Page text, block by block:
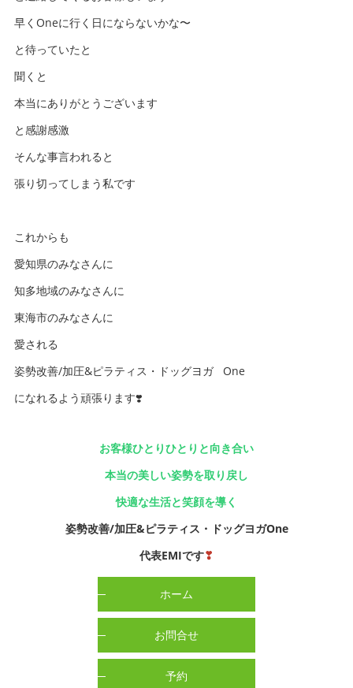
早くOneに行く日にならないかな〜
と待っていたと
聞くと
本当にありがとうございます
と感謝感激
そんな事言われると
張り切ってしまう私です
これからも
愛知県のみなさんに
知多地域のみなさんに
東海市のみなさんに
愛される
姿勢改善/加圧&ピラティス・ドッグヨガ One
になれるよう頑張ります❣️
お客様ひとりひとりと向き合い
本当の美しい姿勢を取り戻し
快適な生活と笑顔を導く
姿勢改善/加圧&ピラティス・ドッグヨガOne
代表EMIです❣
ホーム
お問合せ
予約